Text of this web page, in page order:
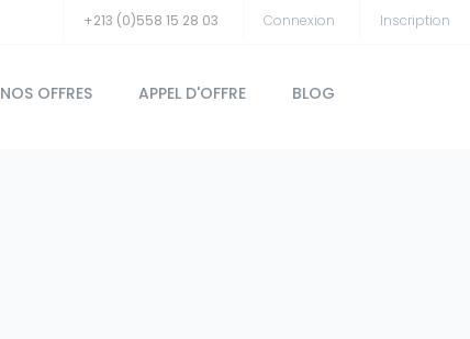
+213 (0)558 15 28 03 Connexion Inscription
NOS OFFRES APPEL D'OFFRE BLOG